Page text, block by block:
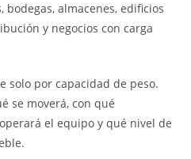
almacenes, edificios
y negocios con carga
solo por capacidad de peso.
se moverá, con qué
el equipo y qué nivel de